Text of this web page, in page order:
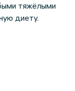
тяжёлыми
диету.